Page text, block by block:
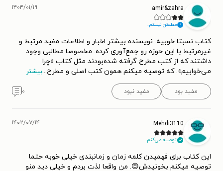
amir&zahra
مطمئن نیستم.
۱۴۰۴/۰۱/۱۹
کتاب نسبتا خوبیه. نویسنده بیشتر اخبار و اطلاعات مفید مرتبط و
غیرمرتبط با این حوزه رو جمع‌آوری کرده. مخصوصا مطالبی وجود
داشتند که از کتب مطرح گرفته شده‌بودند مثل کتاب «چرا
می‌خوابیم». که توصیه ‌میکنم همون کتب اصلی و مطرح...بیشتر
مفید بود مفید نبود ۰
Mehdi3110
توصیه می‌کنم.
۱۴۰۲/۰۷/۱۴
این کتاب برای فهمیدن کلمه زمان و زمانبندی خیلی خوبه حتما
توصیه میکنم بخونیدش😍. من واقعا لذت بردم و خیلی دید منو